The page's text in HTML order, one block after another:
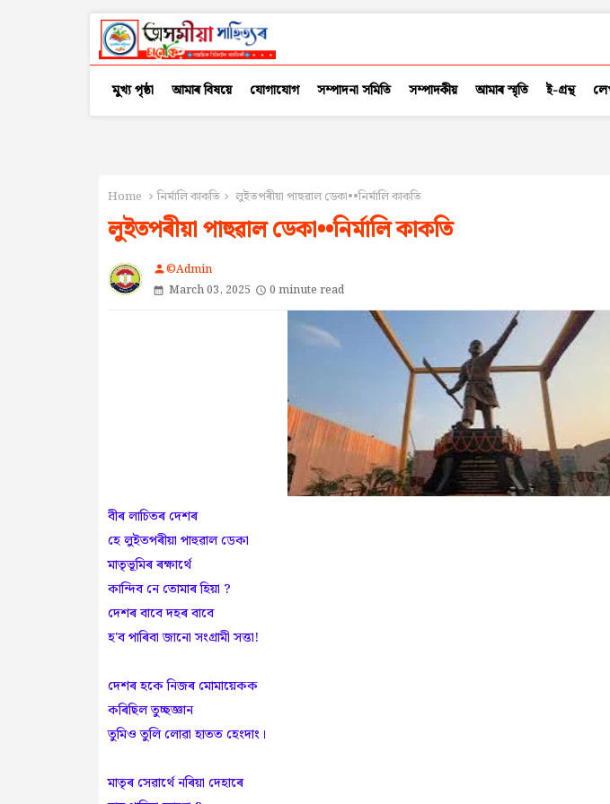
মুখ্য পৃষ্ঠা আমাৰ বিষয়ে যোগাযোগ সম্পাদনা সমিতি সম্পাদকীয় আমাৰ স্মৃতি ই-গ্ৰন্থ
Home নিৰ্মালি কাকতি লুইতপৰীয়া পাহুৱাল ডেকা••নিৰ্মালি কাকতি
লুইতপৰীয়া পাহুৱাল ডেকা••নিৰ্মালি কাকতি
person©Admin
March 03, 2025
0 minute read
বীৰ লাচিতৰ দেশৰ
হে লুইতপৰীয়া পাহুৱাল ডেকা
মাতৃভূমিৰ ৰক্ষাৰ্থে
কান্দিব নে তোমাৰ হিয়া ?
দেশৰ বাবে দহৰ বাবে
হ'ব পাৰিবা জানো সংগ্ৰামী সত্তা!
দেশৰ হকে নিজৰ মোমায়েকক
কৰিছিল তুচ্ছজ্ঞান
তুমিও তুলি লোৱা হাতত হেংদাং।
মাতৃৰ সেৱাৰ্থে নৰিয়া দেহাৰে